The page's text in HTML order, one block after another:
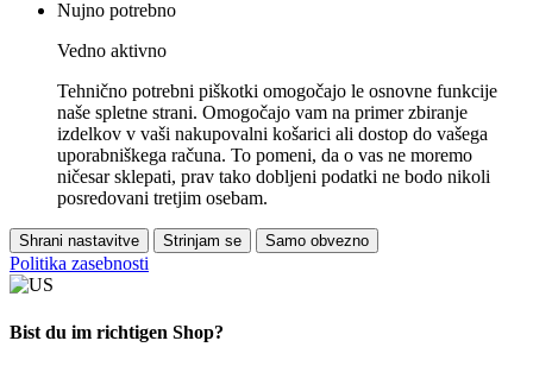
Nujno potrebno
Vedno aktivno
Tehnično potrebni piškotki omogočajo le osnovne funkcije
naše spletne strani. Omogočajo vam na primer zbiranje
izdelkov v vaši nakupovalni košarici ali dostop do vašega
uporabniškega računa. To pomeni, da o vas ne moremo
ničesar sklepati, prav tako dobljeni podatki ne bodo nikoli
posredovani tretjim osebam.
Shrani nastavitve Strinjam se Samo obvezno
Politika zasebnosti
Bist du im richtigen Shop?